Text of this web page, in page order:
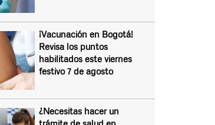
¡Vacunación en Bogotá!
Revisa los puntos
habilitados este viernes
festivo 7 de agosto
¿Necesitas hacer un